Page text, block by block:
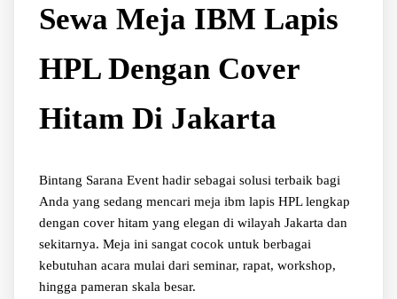
Sewa Meja IBM Lapis
HPL Dengan Cover
Hitam Di Jakarta
Bintang Sarana Event hadir sebagai solusi terbaik bagi
Anda yang sedang mencari meja ibm lapis HPL lengkap
dengan cover hitam yang elegan di wilayah Jakarta dan
sekitarnya. Meja ini sangat cocok untuk berbagai
kebutuhan acara mulai dari seminar, rapat, workshop,
hingga pameran skala besar.